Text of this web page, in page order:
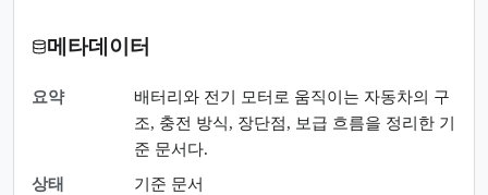
메타데이터
요약
배터리와 전기 모터로 움직이는 자동차의 구
조, 충전 방식, 장단점, 보급 흐름을 정리한 기
준 문서다.
상태
기준 문서